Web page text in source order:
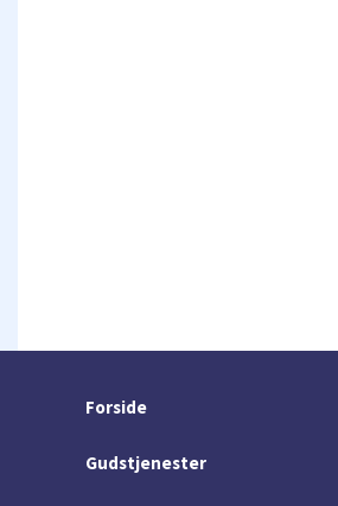
Forside
Gudstjenester